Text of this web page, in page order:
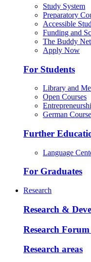
Study System
Preparatory
Accessible
Funding and
The Buddy
Apply Now
For Students
Library and
Open Courses
German
Further
Language
For Graduates
Research
Research &
Research
Research areas